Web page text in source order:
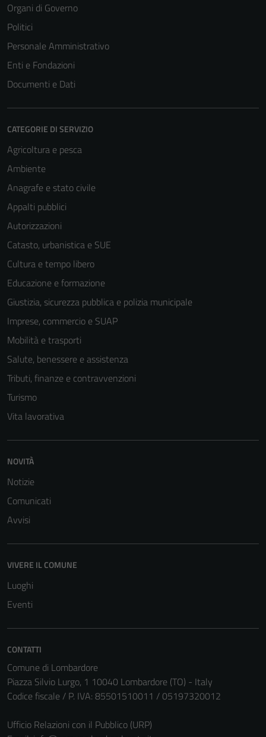
Organi di Governo
Politici
Personale Amministrativo
Enti e Fondazioni
Documenti e Dati
CATEGORIE DI SERVIZIO
Agricoltura e pesca
Ambiente
Anagrafe e stato civile
Appalti pubblici
Autorizzazioni
Catasto, urbanistica e SUE
Cultura e tempo libero
Educazione e formazione
Giustizia, sicurezza pubblica e polizia municipale
Imprese, commercio e SUAP
Mobilità e trasporti
Salute, benessere e assistenza
Tributi, finanze e contravvenzioni
Turismo
Vita lavorativa
NOVITÀ
Notizie
Comunicati
Avvisi
VIVERE IL COMUNE
Luoghi
Eventi
CONTATTI
Comune di Lombardore
Piazza Silvio Lurgo, 1 10040 Lombardore (TO) - Italy
Codice fiscale / P. IVA: 85501510011 / 05197320012
Ufficio Relazioni con il Pubblico (URP)